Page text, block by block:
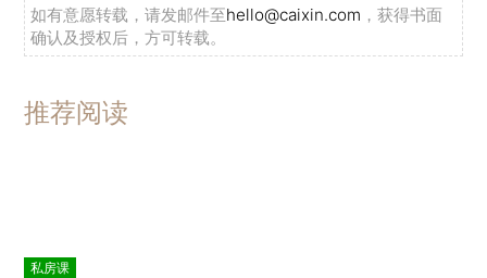
如有意愿转载，请发邮件至hello@caixin.com ，获得书面
确认及授权后，方可转载。
推荐阅读
私房课